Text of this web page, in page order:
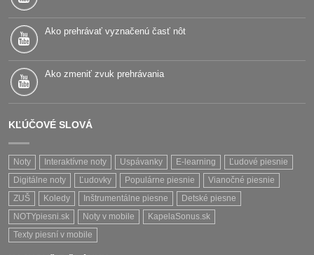
Ako prehrávať vyznačenú časť nôt
Ako zmeniť zvuk prehrávania
KĽÚČOVÉ SLOVÁ
Noty Interaktívne noty Uspávanky E-learning
Ľudové piesnie
Digitálne noty
Ľudovky Populárne piesnie
Vianočné piesnie
ZUŠ
Koledy Inštrumentálne piesne
Detské piesne
NOTYpiesni.sk
Noty v mobile
KapelaSonus.sk
Texty piesní v mobile